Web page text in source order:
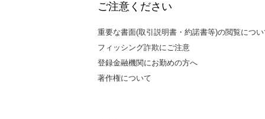
ご注意ください
重要な書面(取引説明書・約諾書等)の閲覧につ
フィッシング詐欺にご注意
登録金融機関にお勤めの方へ
著作権について